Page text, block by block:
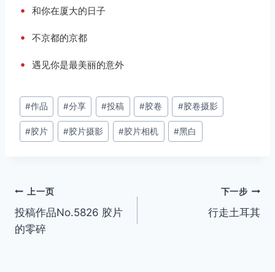
• 和你在厦大的日子
• 不京都的京都
• 遇见你是最美丽的意外
文
章
标
#作品 #分享 #投稿 #胶卷 #胶卷摄影
#胶片 #胶片摄影 #胶片相机 #黑白
文
章
上一页
投稿作品No.5826 胶片
的零碎
下一步
行走土耳其